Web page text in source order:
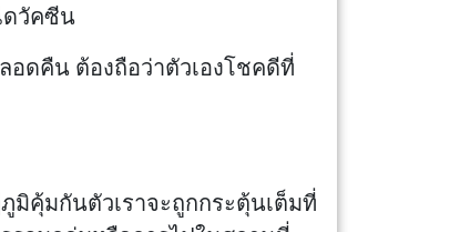
ดวัคซีน
อดคืน ต้องถือว่าตัวเองโชคดีที่
มิคุ้มกันตัวเราจะถูกกระตุ้นเต็มที่